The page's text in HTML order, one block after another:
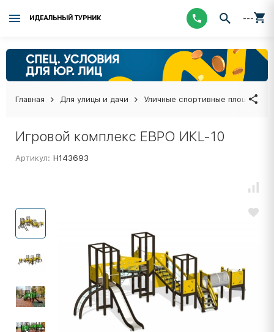
ИДЕАЛЬНЫЙ ТУРНИК ---
Главная Для улицы и дачи Уличные спортивные площадки
Игровой комплекс ЕВРО ИКL-10
Артикул: Н143693